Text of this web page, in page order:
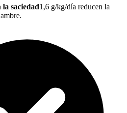
saciedad1,6 g/kg/día reducen la